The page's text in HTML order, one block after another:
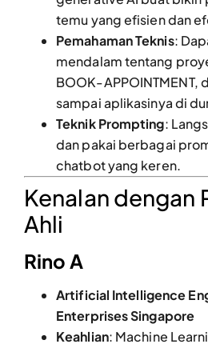
temu yang efisien dan
Pemahaman Teknis:
mendalam tentang
BOOK-APPOINTMENT,
sampai aplikasinya di
Teknik Prompting:
dan pakai berbagai
chatbot yang keren.
Kenalan dengan
Ahli
Rino A
Artificial Intelligence
Enterprises Singapore
Keahlian: Machine